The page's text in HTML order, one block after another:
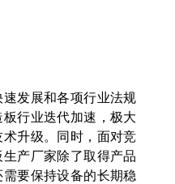
发展和各项行业法规
行业迭代加速，极大
升级。同时，面对竞
产厂家除了取得产品
要保持设备的长期稳